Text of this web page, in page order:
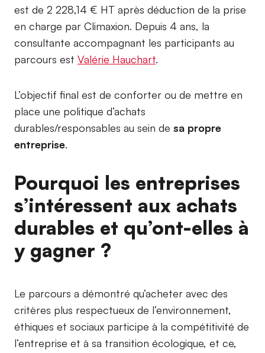
est de 2 228,14 € HT après déduction de la prise
en charge par Climaxion. Depuis 4 ans, la
consultante accompagnant les participants au
parcours est Valérie Hauchart.
L’objectif final est de conforter ou de mettre en
place une politique d’achats
durables/responsables au sein de sa propre
entreprise.
Pourquoi les entreprises
s’intéressent aux achats
durables et qu’ont-elles à
y gagner ?
Le parcours a démontré qu’acheter avec des
critères plus respectueux de l’environnement,
éthiques et sociaux participe à la compétitivité de
l’entreprise et à sa transition écologique, et ce,